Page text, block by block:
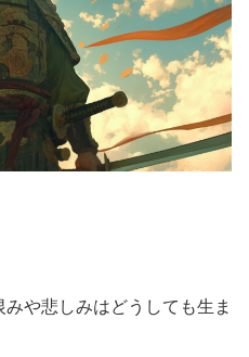
や悲しみはどうしても生ま